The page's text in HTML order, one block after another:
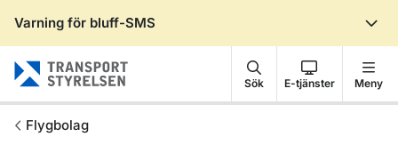
Varning för bluff-SMS
Sök E-tjänster Meny
Flygbolag